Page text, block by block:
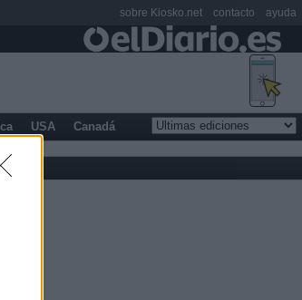
USA Canadá
sobre Kiosko.net contacto ayuda